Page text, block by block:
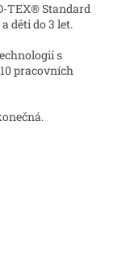
TEX® Standard
děti do 3 let.
s
pracovních